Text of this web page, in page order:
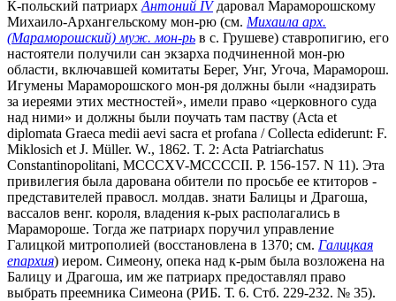
К-польский патриарх Антоний IVдаровал Мараморошскому
Михаило-Архангельскому мон-рю (см. Михаила арх.
(Мараморошский) муж. мон-рь в с. Грушеве) ставропигию, его
настоятели получили сан экзарха подчиненной мон-рю
области, включавшей комитаты Берег, Унг, Угоча, Мараморош.
Игумены Мараморошского мон-ря должны были «надзирать
за иереями этих местностей», имели право «церковного суда
над ними» и должны были поучать там паству (Acta et
diplomata Graeca medii aevi sacra et profana / Collecta ediderunt: F.
Miklosich et J. Müller. W., 1862. T. 2: Acta Patriarchatus
Constantinopolitani, MCCCXV-MCCCCII. P. 156-157. N 11). Эта
привилегия была дарована обители по просьбе ее ктиторов -
представителей правосл. молдав. знати Балицы и Драгоша,
вассалов венг. короля, владения к-рых располагались в
Марамороше. Тогда же патриарх поручил управление
Галицкой митрополией (восстановлена в 1370; см. Галицкая
епархия) иером. Симеону, опека над к-рым была возложена на
Балицу и Драгоша, им же патриарх предоставлял право
выбрать преемника Симеона (РИБ. Т. 6. Стб. 229-232. № 35).